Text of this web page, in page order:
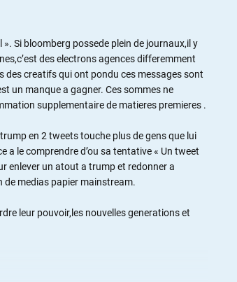
Si bloomberg possede plein de journaux,il y
des electrons agences differemment
des creatifs qui ont pondu ces messages sont
un manque a gagner. Ces sommes ne
supplementaire de matieres premieres .
en 2 tweets touche plus de gens que lui
a le comprendre d’ou sa tentative « Un tweet
enlever un atout a trump et redonner a
de medias papier mainstream.
leur pouvoir,les nouvelles generations et